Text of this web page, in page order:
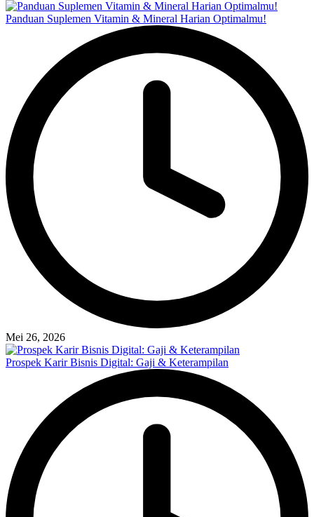
Panduan Suplemen Vitamin & Mineral Harian Optimalmu!
Mei 26, 2026
Prospek Karir Bisnis Digital: Gaji & Keterampilan